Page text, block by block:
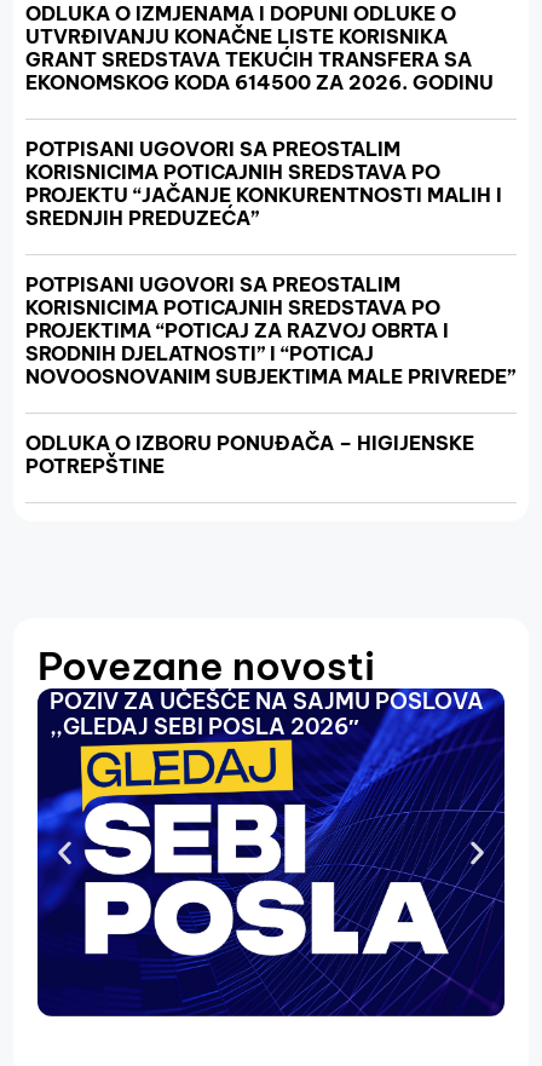
ODLUKA O IZMJENAMA I DOPUNI ODLUKE O
UTVRĐIVANJU KONAČNE LISTE KORISNIKA
GRANT SREDSTAVA TEKUĆIH TRANSFERA SA
EKONOMSKOG KODA 614500 ZA 2026. GODINU
POTPISANI UGOVORI SA PREOSTALIM
KORISNICIMA POTICAJNIH SREDSTAVA PO
PROJEKTU “JAČANJE KONKURENTNOSTI MALIH I
SREDNJIH PREDUZEĆA”
POTPISANI UGOVORI SA PREOSTALIM
KORISNICIMA POTICAJNIH SREDSTAVA PO
PROJEKTIMA “POTICAJ ZA RAZVOJ OBRTA I
SRODNIH DJELATNOSTI” I “POTICAJ
NOVOOSNOVANIM SUBJEKTIMA MALE PRIVREDE”
ODLUKA O IZBORU PONUĐAČA – HIGIJENSKE
POTREPŠTINE
Povezane novosti
POZIV ZA UČEŠĆE NA SAJMU POSLOVA
,,GLEDAJ SEBI POSLA 2026″